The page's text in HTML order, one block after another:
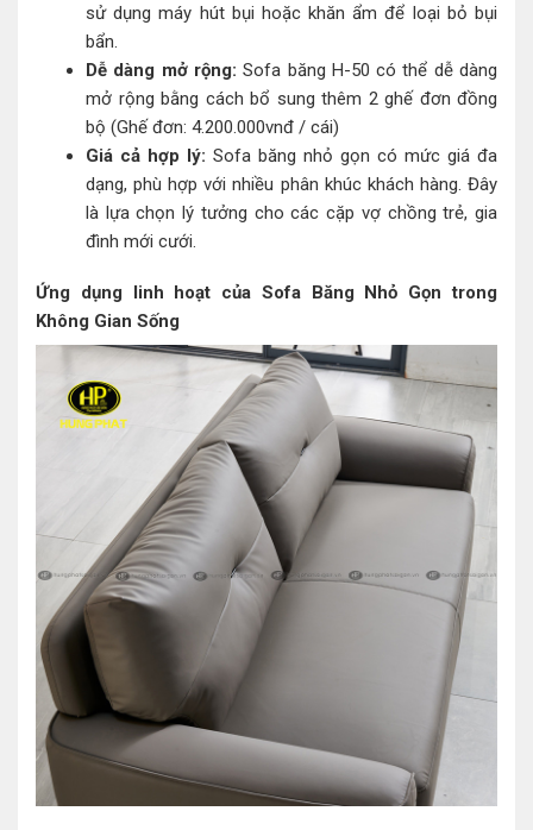
sử dụng máy hút bụi hoặc khăn ẩm để loại bỏ bụi
bẩn.
Dễ dàng mở rộng: Sofa băng H-50 có thể dễ dàng
mở rộng bằng cách bổ sung thêm 2 ghế đơn đồng
bộ (Ghế đơn: 4.200.000vnđ / cái)
Giá cả hợp lý: Sofa băng nhỏ gọn có mức giá đa
dạng, phù hợp với nhiều phân khúc khách hàng. Đây
là lựa chọn lý tưởng cho các cặp vợ chồng trẻ, gia
đình mới cưới.
Ứng dụng linh hoạt của Sofa Băng Nhỏ Gọn trong
Không Gian Sống